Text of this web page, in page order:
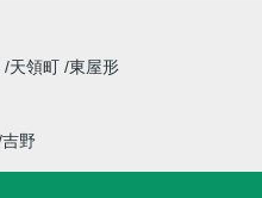
天領町 東屋形
吉野